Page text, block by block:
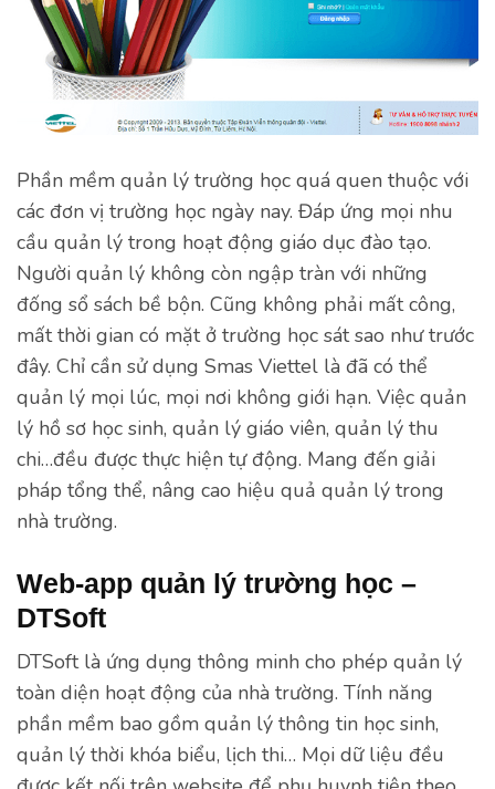
Phần mềm quản lý trường học quá quen thuộc với
các đơn vị trường học ngày nay. Đáp ứng mọi nhu
cầu quản lý trong hoạt động giáo dục đào tạo.
Người quản lý không còn ngập tràn với những
đống sổ sách bề bộn. Cũng không phải mất công,
mất thời gian có mặt ở trường học sát sao như trước
đây. Chỉ cần sử dụng Smas Viettel là đã có thể
quản lý mọi lúc, mọi nơi không giới hạn. Việc quản
lý hồ sơ học sinh, quản lý giáo viên, quản lý thu
chi…đều được thực hiện tự động. Mang đến giải
pháp tổng thể, nâng cao hiệu quả quản lý trong
nhà trường.
Web-app quản lý trường học –
DTSoft
DTSoft là ứng dụng thông minh cho phép quản lý
toàn diện hoạt động của nhà trường. Tính năng
phần mềm bao gồm quản lý thông tin học sinh,
quản lý thời khóa biểu, lịch thi… Mọi dữ liệu đều